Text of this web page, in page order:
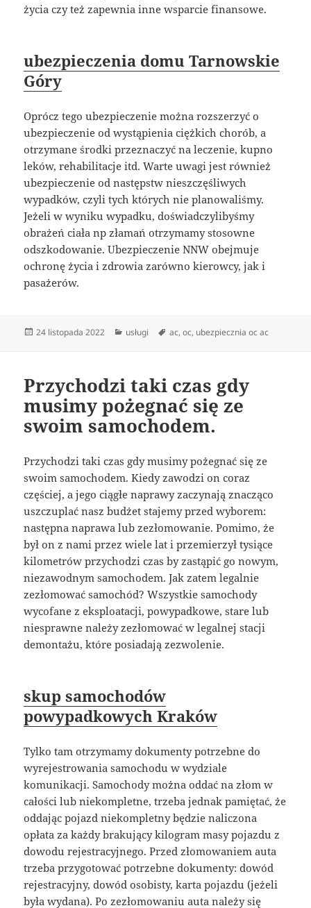
życia czy też zapewnia inne wsparcie finansowe.
ubezpieczenia domu Tarnowskie
Góry
Oprócz tego ubezpieczenie można rozszerzyć o
ubezpieczenie od wystąpienia ciężkich chorób, a
otrzymane środki przeznaczyć na leczenie, kupno
leków, rehabilitacje itd. Warte uwagi jest również
ubezpieczenie od następstw nieszczęśliwych
wypadków, czyli tych których nie planowaliśmy.
Jeżeli w wyniku wypadku, doświadczylibyśmy
obrażeń ciała np złamań otrzymamy stosowne
odszkodowanie. Ubezpieczenie NNW obejmuje
ochronę życia i zdrowia zarówno kierowcy, jak i
pasażerów.
Data
24 listopada 2022 Kategorie
usługi Tagi
ac,oc, ubezpiecznia oc ac
Przychodzi taki czas gdy
musimy pożegnać się ze
swoim samochodem.
Przychodzi taki czas gdy musimy pożegnać się ze
swoim samochodem. Kiedy zawodzi on coraz
częściej, a jego ciągłe naprawy zaczynają znacząco
uszczuplać nasz budżet stajemy przed wyborem:
następna naprawa lub zezłomowanie. Pomimo, że
był on z nami przez wiele lat i przemierzył tysiące
kilometrów przychodzi czas by zastąpić go nowym,
niezawodnym samochodem. Jak zatem legalnie
zezłomować samochód? Wszystkie samochody
wycofane z eksploatacji, powypadkowe, stare lub
niesprawne należy zezłomować w legalnej stacji
demontażu, które posiadają zezwolenie.
skup samochodów
powypadkowych Kraków
Tylko tam otrzymamy dokumenty potrzebne do
wyrejestrowania samochodu w wydziale
komunikacji. Samochody można oddać na złom w
całości lub niekompletne, trzeba jednak pamiętać, że
oddając pojazd niekompletny będzie naliczona
opłata za każdy brakujący kilogram masy pojazdu z
dowodu rejestracyjnego. Przed złomowaniem auta
trzeba przygotować potrzebne dokumenty: dowód
rejestracyjny, dowód osobisty, karta pojazdu (jeżeli
była wydana). Po zezłomowaniu auta należy się